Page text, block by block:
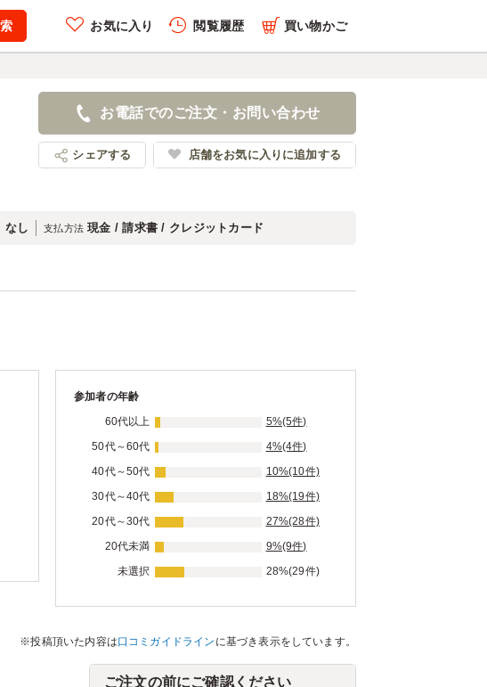
お気に入り 閲覧履歴 買い物かご
お電話でのご注文・お問い合わせ
シェアする 店舗をお気に入りに追加する
なし 支払方法 現金 / 請求書 / クレジットカード
参加者の年齢
60代以上
5%(5件)
50代～60代
4%(4件)
40代～50代
10%(10件)
30代～40代
18%(19件)
20代～30代
27%(28件)
20代未満
9%(9件)
未選択
28%(29件)
※投稿頂いた内容は口コミガイドライン に基づき表示をしています。
ご注文の前にご確認ください